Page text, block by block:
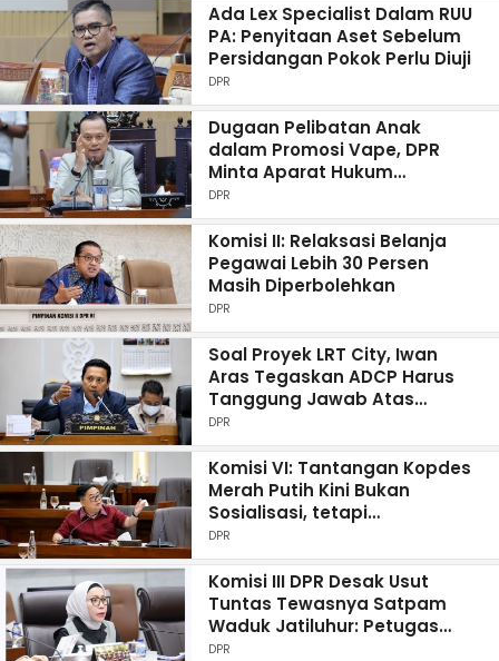
Ada Lex Specialist Dalam RUU
PA: Penyitaan Aset Sebelum
Persidangan Pokok Perlu Diuji
DPR
Dugaan Pelibatan Anak
dalam Promosi Vape, DPR
Minta Aparat Hukum
Mengusut secara Tuntas
DPR
Komisi II: Relaksasi Belanja
Pegawai Lebih 30 Persen
Masih Diperbolehkan
DPR
Soal Proyek LRT City, Iwan
Aras Tegaskan ADCP Harus
Tanggung Jawab Atas
Konsumen
DPR
Komisi VI: Tantangan Kopdes
Merah Putih Kini Bukan
Sosialisasi, tetapi
Kepercayaan Publik
DPR
Komisi III DPR Desak Usut
Tuntas Tewasnya Satpam
Waduk Jatiluhur: Petugas
Keamanan Garda Terdepan
DPR